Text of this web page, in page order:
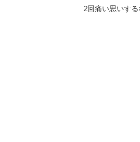
2回痛い思いす